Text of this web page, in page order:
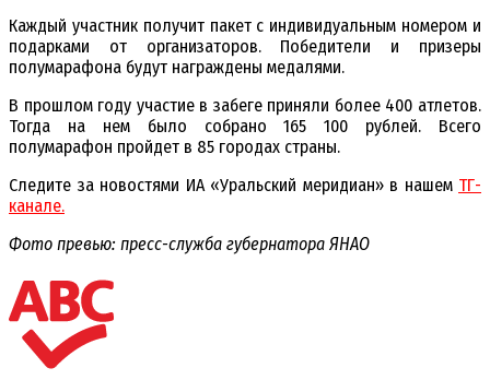
Каждый участник получит пакет с индивидуальным номером и
подарками от организаторов. Победители и призеры
полумарафона будут награждены медалями.
В прошлом году участие в забеге приняли более 400 атлетов.
Тогда на нем было собрано 165 100 рублей. Всего
полумарафон пройдет в 85 городах страны.
Следите за новостями ИА «Уральский меридиан» в нашем ТГ-
канале.
Фото превью: пресс-служба губернатора ЯНАО